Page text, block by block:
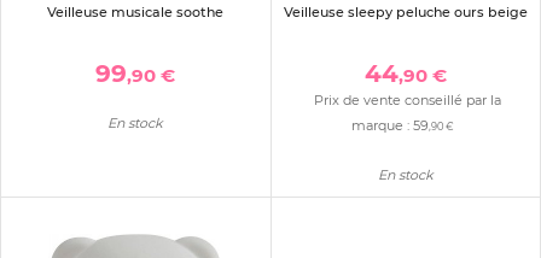
Veilleuse musicale soothe
99,90 €
En stock
Veilleuse sleepy peluche ours beige
44,90 €
Prix de vente conseillé par la
marque :59 ,90 €
En stock